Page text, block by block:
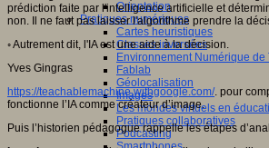
Orientation
Pratiques numériques
Cartes heuristiques
Classes inversées
Environnement Numérique de
Fablab
Géolocalisation
Images
Les mondes virtuels en
Pratiques collaboratives
Podcasting
prédiction faite par l'intelligence artificielle et
non. Il ne faut pas laisser l'algorithme prendre la
◦ Autrement dit, l'IA est une aide à la décision.
Yves Gingras
https://teachablemachine.withgoogle.com/. pour
fonctionne l’IA comme créateur d’image.
Puis l’historien pédagogue rappelle les étapes